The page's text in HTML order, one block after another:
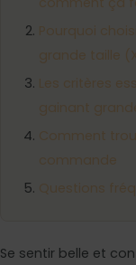
Pourquoi
grande taille
Les critères
gainant
Comment
commande
Questions
Se sentir belle et